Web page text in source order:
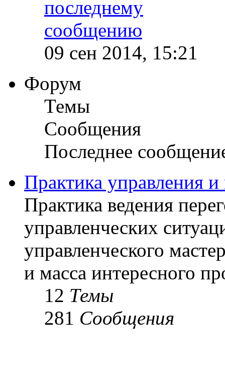
09 сен 2014, 15:21
Форум
Темы
Сообщения
Последнее
Практика управления и
Практика ведения
управленческих
управленческого
и масса интересного
12 Темы
281 Сообщения